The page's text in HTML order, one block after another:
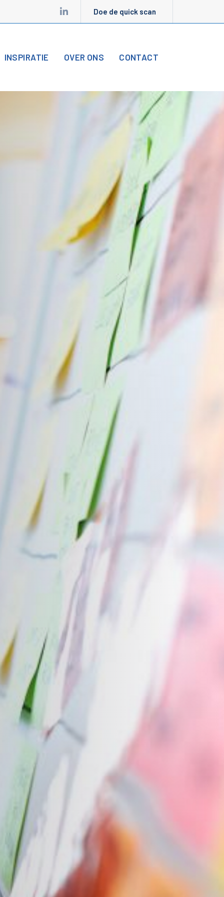
Doe de quick scan
INSPIRATIE OVER ONS CONTACT